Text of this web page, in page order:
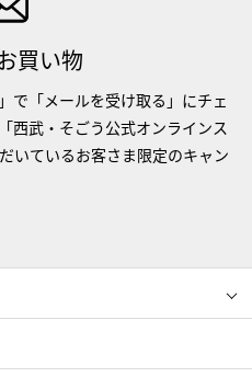
買い物
で「メールを受け取る」にチェ
西武・そごう公式オンラインス
いているお客さま限定のキャン
レディース